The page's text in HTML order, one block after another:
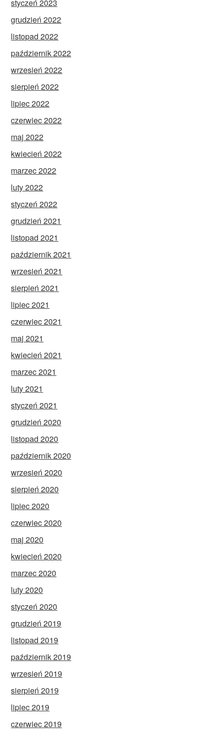
styczeń 2023
grudzień 2022
listopad 2022
październik 2022
wrzesień 2022
sierpień 2022
lipiec 2022
czerwiec 2022
maj 2022
kwiecień 2022
marzec 2022
luty 2022
styczeń 2022
grudzień 2021
listopad 2021
październik 2021
wrzesień 2021
sierpień 2021
lipiec 2021
czerwiec 2021
maj 2021
kwiecień 2021
marzec 2021
luty 2021
styczeń 2021
grudzień 2020
listopad 2020
październik 2020
wrzesień 2020
sierpień 2020
lipiec 2020
czerwiec 2020
maj 2020
kwiecień 2020
marzec 2020
luty 2020
styczeń 2020
grudzień 2019
listopad 2019
październik 2019
wrzesień 2019
sierpień 2019
lipiec 2019
czerwiec 2019